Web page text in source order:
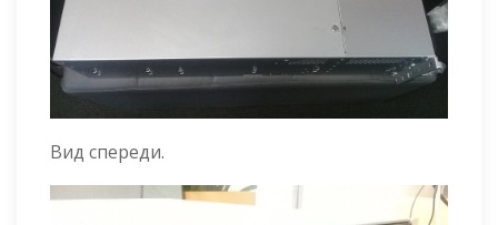
Вид спереди.